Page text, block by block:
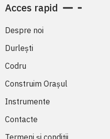
Acces rapid
Despre noi
Durlești
Codru
Construim Orașul
Instrumente
Contacte
Termeni și condiții